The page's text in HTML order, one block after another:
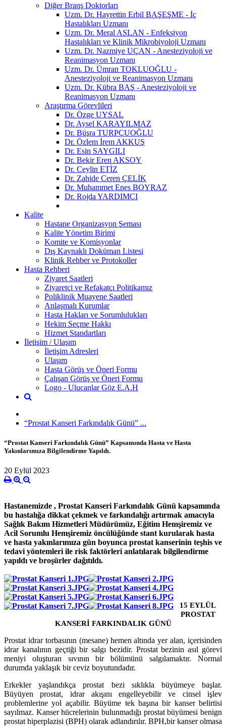
Diğer Branş Doktorları
Uzm. Dr. Hayrettin Erbil BAŞEŞME - İç
Hastalıkları Uzmanı
Uzm. Dr. Meral ASLAN - Enfeksiyon
Hastalıkları ve Klinik Mikrobiyoloji Uzmanı
Uzm. Dr. Nazmiye UÇAN - Anesteziyoloji ve
Reanimasyon Uzmanı
Uzm. Dr. Ümran TOKLUOĞLU -
Anesteziyoloji ve Reanimasyon Uzmanı
Uzm. Dr. Kübra BAŞ - Anesteziyoloji ve
Reanimasyon Uzmanı
Araştırma Görevlileri
Dr. Özge UYSAL
Dr. Aysel KARAYILMAZ
Dr. Büşra TURPÇUOĞLU
Dr. Özlem İrem AKKUŞ
Dr. Esin SAYGILI
Dr. Bekir Eren AKSOY
Dr. Ceylin ETİZ
Dr. Zahide Ceren ÇELİK
Dr. Muhammet Enes BOYRAZ
Dr. Rojda YARDIMCI
Kalite
Hastane Organizasyon Şeması
Kalite Yönetim Birimi
Komite ve Komisyonlar
Dış Kaynaklı Doküman Listesi
Klinik Rehber ve Protokoller
Hasta Rehberi
Ziyaret Saatleri
Ziyaretçi ve Refakatçı Politikamız
Poliklinik Muayene Saatleri
Anlaşmalı Kurumlar
Hasta Hakları ve Sorumlulukları
Hekim Seçme Hakkı
Hizmet Standartları
İletişim / Ulaşım
İletişim Adresleri
Ulaşım
Hasta Görüş ve Öneri Formu
Çalışan Görüş ve Öneri Formu
Logo - Ulucanlar Göz E.A.H
“Prostat Kanseri Farkındalık Günü” ...
“Prostat Kanseri Farkındalık Günü” Kapsamında Hasta ve Hasta
Yakınlarımıza Bilgilendirme Yapıldı.
20 Eylül 2023
Hastanemizde , Prostat Kanseri Farkındalık Günü kapsamında
bu hastalığa dikkat çekmek ve farkındalığı artırmak amacıyla
Sağlık Bakım Hizmetleri Müdürümüz, Eğitim Hemşiremiz ve
Acil Sorumlu Hemşiremiz öncülüğünde stant kurularak hasta
ve hasta yakınlarımıza gün boyunca prostat kanserinin teşhis ve
tedavi yöntemleri ile risk faktörleri anlatılarak bilgilendirme
yapıldı ve broşürler dağıtıldı.
15 EYLÜL
PROSTAT
KANSERİ FARKINDALIK GÜNÜ
Prostat idrar torbasının (mesane) hemen altında yer alan, içerisinden
idrar kanalının geçtiği bir salgı bezidir. Prostat bezinin asıl görevi
meniyi oluşturan sıvının bir bölümünü salgılamaktır. Normal
durumda yaklaşık bir ceviz boyutundadır.
Erkekler yaşlandıkça prostat bezi sıklıkla büyümeye başlar.
Büyüyen prostat, idrar akışını engelleyebilir ve cinsel işlev
problemlerine yol açabilir. Büyüme tek başına bir kanser belirtisi
sayılmaz. Kanser hücrelerinin bulunmadığı prostat büyümesi benign
prostat hiperplazisi (BPH) olarak adlandırılır. BPH,bir kanser olmasa